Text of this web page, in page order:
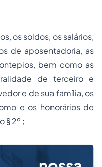
os soldos, os salários,
de aposentadoria, as
bem como as
de terceiro e
e de sua família, os
e os honorários de
§ 2º ;